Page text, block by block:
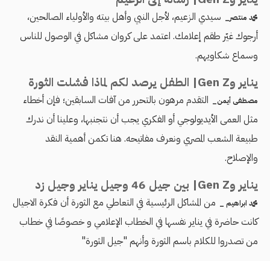
محمد منتصر_ سيدي الزعيم، لأجل النبي وأهل بيته والأولياء الصالحين،
أرجوك غيّر طقم إعلامك. اعتمد على كروان مشاكل في الوصول للناس
وسماع شكاويهم.
يناير وGen Z| الطفل يرصد لكم لماذا فشلت الثورة
مصطفى أيمن_ التقدم مرهون بالتحرر من آفات السابقين؛ فإن أخطاء
مثل العمى الأيديولوجي أو الفكري يجب أن نتجنبها، وعلينا أن ندرك
طبيعة الشعب المصري ونعرف مفاتيحه. هنا تكمن أهمية النقد
والإصلاح.
يناير وGen Z| بين جيل 46 وجيل يناير وجيل زد
محمد ابراهيم _ من المشاكل الرئيسية في التعاطي مع الثورة أن فكرة الاجيال
كانت حاضرة في يناير نفسها في الخطاب الإعلامي و خصوصًا في خطاب
من تصدروا للكلام باسم الثورة وأنهم "جيل الثورة"